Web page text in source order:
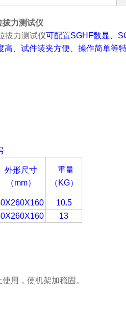
拔力测试仪
拔力测试仪可配置SGHF数显、
、试件装夹方便、操作简单等特
外形尺寸
（mm）
重量
（KG）
10.5
13
用，使机架加稳固。